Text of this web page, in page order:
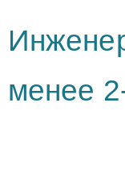
менее